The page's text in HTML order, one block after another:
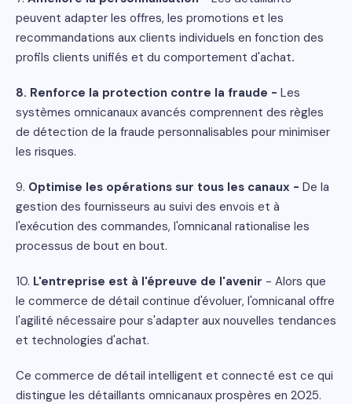
peuvent adapter les offres, les promotions et les
recommandations aux clients individuels en fonction des
profils clients unifiés et du comportement d'achat.
8. Renforce la protection contre la fraude - Les
systèmes omnicanaux avancés comprennent des règles
de détection de la fraude personnalisables pour minimiser
les risques.
9. Optimise les opérations sur tous les canaux - De la
gestion des fournisseurs au suivi des envois et à
l'exécution des commandes, l'omnicanal rationalise les
processus de bout en bout.
10. L'entreprise est à l'épreuve de l'avenir - Alors que
le commerce de détail continue d'évoluer, l'omnicanal offre
l'agilité nécessaire pour s'adapter aux nouvelles tendances
et technologies d'achat.
Ce commerce de détail intelligent et connecté est ce qui
distingue les détaillants omnicanaux prospères en 2025.